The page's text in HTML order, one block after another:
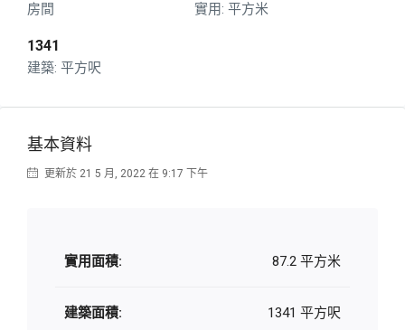
房間 平方米
1341
平方呎
基本資料
更新於 21 5 月, 2022 在 9:17 下午
實用面積: 87.2 平方米
建築面積: 1341 平方呎